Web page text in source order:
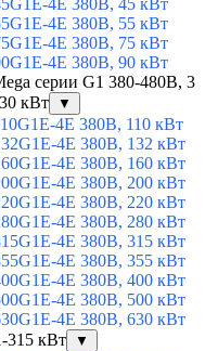
4E 380В, 45 кВт
4E 380В, 55 кВт
4E 380В, 75 кВт
4E 380В, 90 кВт
серии G1 380-480В, 3
кВт
▼
4E 380В, 110 кВт
4E 380В, 132 кВт
4E 380В, 160 кВт
4E 380В, 200 кВт
4E 380В, 220 кВт
4E 380В, 280 кВт
4E 380В, 315 кВт
4E 380В, 355 кВт
4E 380В, 400 кВт
4E 380В, 500 кВт
4E 380В, 630 кВт
315 кВт
▼